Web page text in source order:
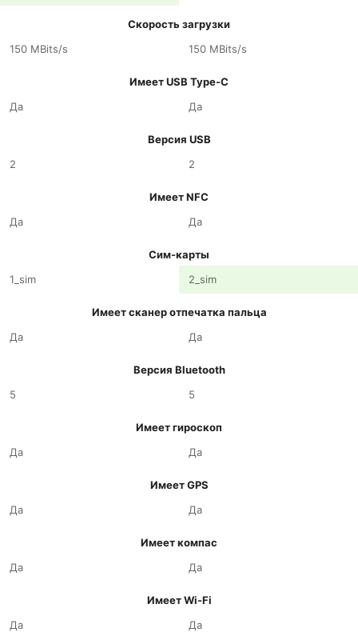
Скорость загрузки
150 MBits/s
150 MBits/s
Имеет USB Type-C
Да
Да
Версия USB
2
2
Имеет NFC
Да
Да
Сим-карты
1_sim
2_sim
Имеет сканер отпечатка пальца
Да
Да
Версия Bluetooth
5
5
Имеет гироскоп
Да
Да
Имеет GPS
Да
Да
Имеет компас
Да
Да
Имеет Wi-Fi
Да
Да